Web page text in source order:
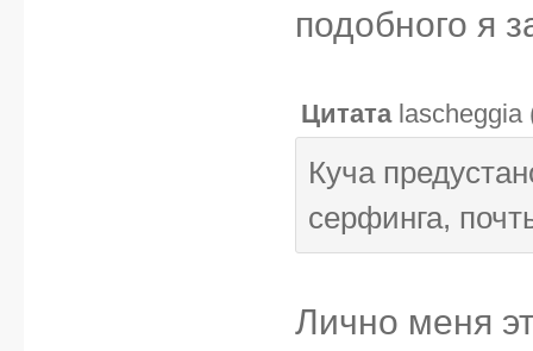
подобного я
Цитата lascheggia
Куча
серфинга,
Лично меня